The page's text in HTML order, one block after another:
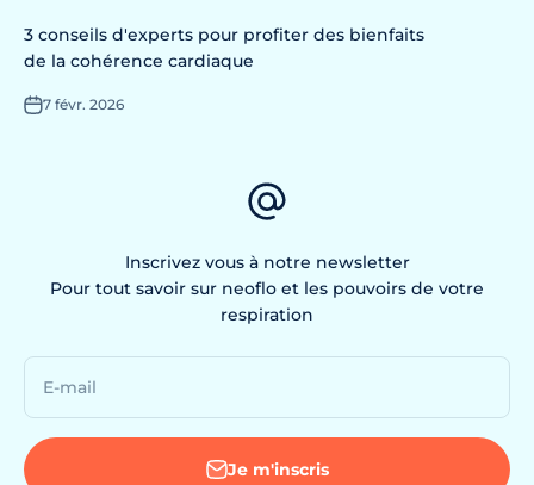
3 conseils d'experts pour profiter des bienfaits
de la cohérence cardiaque
7 févr. 2026
Inscrivez vous à notre newsletter
Pour tout savoir sur neoflo et les pouvoirs de votre
respiration
E-mail
Je m'inscris